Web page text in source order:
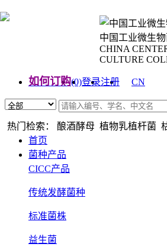
中国工业微生
CHINA
CULTURE
如何订购(0)登录注册
CN
热门检索： 酿酒酵母 植物乳植杆菌
首页
菌种产品
CICC产品
传统发酵菌种
标准菌株
益生菌